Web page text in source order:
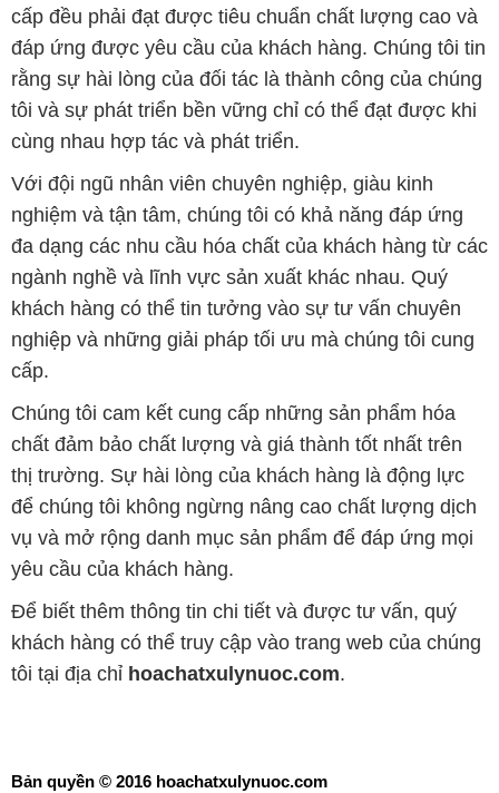
cấp đều phải đạt được tiêu chuẩn chất lượng cao và
đáp ứng được yêu cầu của khách hàng. Chúng tôi tin
rằng sự hài lòng của đối tác là thành công của chúng
tôi và sự phát triển bền vững chỉ có thể đạt được khi
cùng nhau hợp tác và phát triển.
Với đội ngũ nhân viên chuyên nghiệp, giàu kinh
nghiệm và tận tâm, chúng tôi có khả năng đáp ứng
đa dạng các nhu cầu hóa chất của khách hàng từ các
ngành nghề và lĩnh vực sản xuất khác nhau. Quý
khách hàng có thể tin tưởng vào sự tư vấn chuyên
nghiệp và những giải pháp tối ưu mà chúng tôi cung
cấp.
Chúng tôi cam kết cung cấp những sản phẩm hóa
chất đảm bảo chất lượng và giá thành tốt nhất trên
thị trường. Sự hài lòng của khách hàng là động lực
để chúng tôi không ngừng nâng cao chất lượng dịch
vụ và mở rộng danh mục sản phẩm để đáp ứng mọi
yêu cầu của khách hàng.
Để biết thêm thông tin chi tiết và được tư vấn, quý
khách hàng có thể truy cập vào trang web của chúng
tôi tại địa chỉ hoachatxulynuoc.com.
Bản quyền © 2016 hoachatxulynuoc.com